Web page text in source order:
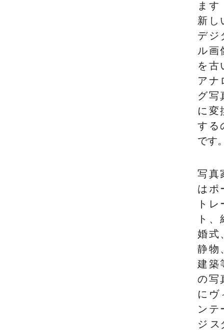
ます
新し
デジ
ル画
を古
アナ
グ写
に変
する
です
写真
はポ
トレ
ト、
婚式
静物
建築
の写
にヴ
ンテ
ジ ス